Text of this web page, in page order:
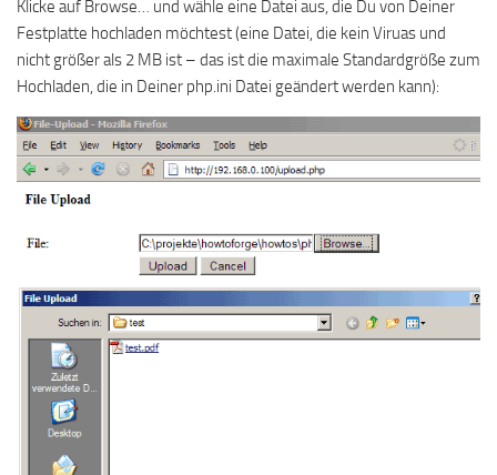
Klicke auf Browse… und wähle eine Datei aus, die Du von Deiner
Festplatte hochladen möchtest (eine Datei, die kein Viruas und
nicht größer als 2 MB ist – das ist die maximale Standardgröße zum
Hochladen, die in Deiner php.ini Datei geändert werden kann):